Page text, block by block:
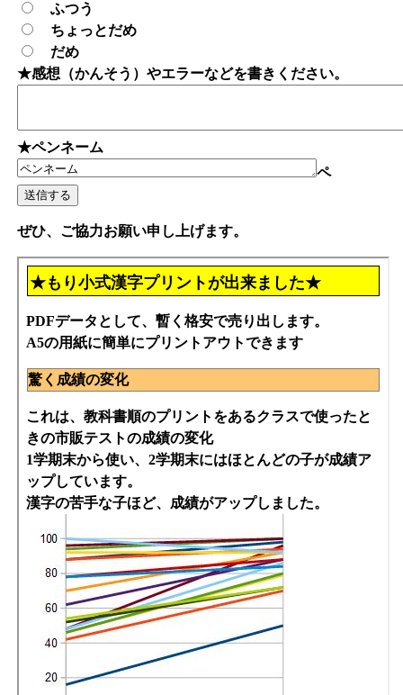
ふつう
ちょっとだめ
だめ
★感想（かんそう）やエラーなどを書きください。
★ペンネーム
ペ
ぜひ、ご協力お願い申し上げます。